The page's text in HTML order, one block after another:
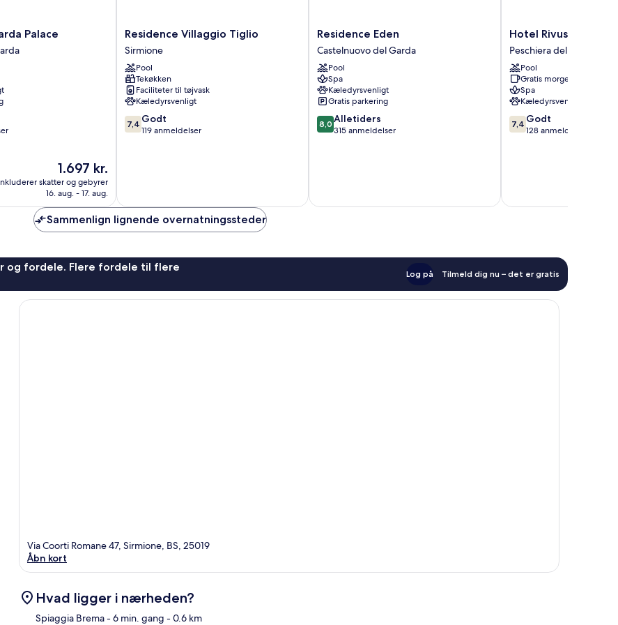
Palace
Prisen
1.697 kr.
1.697 kr.
skatter og gebyrer
16. aug. - 17. aug.
Residence
Villaggio
Tiglio
Sirmione
Residence Villaggio Tiglio
Sirmione
Pool
Tekøkken
Faciliteter til tøjvask
Kæledyrsvenligt
7.4
ud
7,4 Godt
119 anmeldelser
Residence
Eden
Castelnuovo
del
Garda
Residence Eden
Castelnuovo del Garda
Pool
Spa
Kæledyrsvenligt
Gratis parkering
8.0
ud
8,0 Alletiders
315 anmeldelser
Hotel
Rivus
Peschiera
del
Garda
Hotel Rivus
Peschiera del Garda
Pool
Gratis morgenmad
Spa
Kæledyrsvenligt
7.4
ud
7,4 Godt
128 anmeldelser
Sammenlign lignende overnatningssteder
og fordele. Flere fordele til flere
Log på Tilmeld dig nu – det er gratis
Via Coorti Romane 47, Sirmione, BS, 25019
Åbn kort
Hvad ligger i nærheden?
Spiaggia Brema- 6 min. gang - 0.6 km